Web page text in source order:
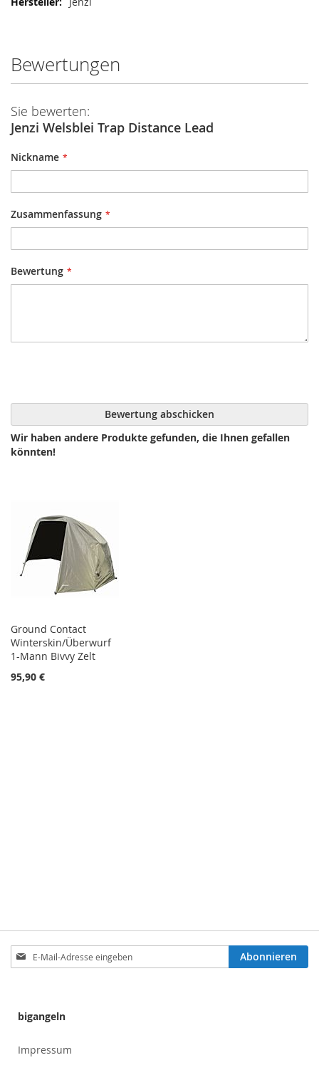
Bewertungen
Sie bewerten:
Jenzi Welsblei Trap Distance Lead
Nickname
Zusammenfassung
Bewertung
Bewertung abschicken
Wir haben andere Produkte gefunden, die Ihnen gefallen
könnten!
Ground Contact
Winterskin/Überwurf
1-Mann Bivvy Zelt
95,90 €
Anmeldung
zum
Abonnieren
bigangeln
Impressum